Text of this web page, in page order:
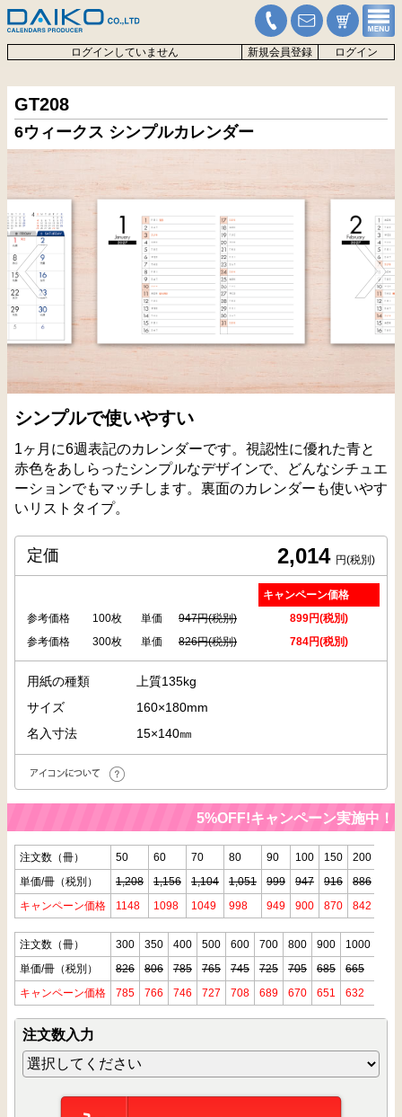
ログインしていません 新規会員登録 ログイン
GT208
6ウィークス シンプルカレンダー
シンプルで使いやすい
1ヶ月に6週表記のカレンダーです。視認性に優れた青と
赤色をあしらったシンプルなデザインで、どんなシチュエ
ーションでもマッチします。裏面のカレンダーも使いやす
いリストタイプ。
定価 2,014 円(税別)
キャンペーン価格
参考価格
100枚 単価 947円(税別)
899円(税別)
参考価格
300枚 単価 826円(税別) 784円(税別)
用紙の種類
上質135kg
サイズ
160×180mm
名入寸法
15×140㎜
5%OFF!キャンペーン実施中！
注文数（冊） 50 60 70 80 90 100 150 200
単価/冊（税別）
1,208 1,156 1,104 1,051 999 947 916 886
キャンペーン価格
1148 1098 1049 998 949 900 870 842
注文数（冊） 300 350 400 500 600 700 800 900
1000
単価/冊（税別）
826 806 785 765 745 725 705 685
665
キャンペーン価格
785 766 746 727 708 689 670 651 632
注文数入力